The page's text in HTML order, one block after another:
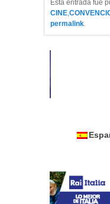
Esta entrada fue
CINE,
permalink.